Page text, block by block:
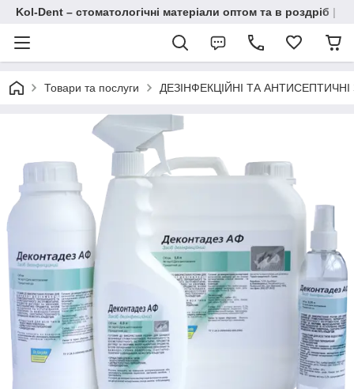
Kol-Dent – ​​стоматологічні матеріали оптом та в роздріб |
Товари та послуги ДЕЗІНФЕКЦІЙНІ ТА